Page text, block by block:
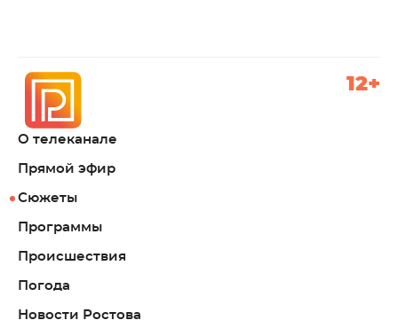
О телеканале
Прямой эфир
Сюжеты
Программы
Происшествия
Погода
Новости Ростова
12+